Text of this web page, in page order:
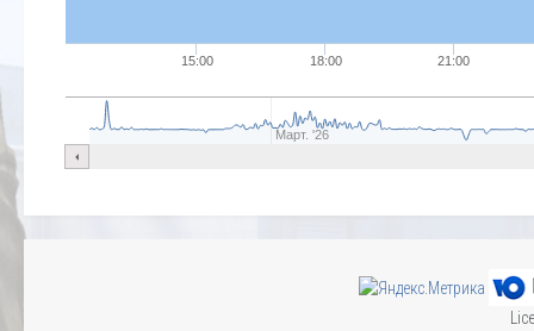
15:00 18:00 21:00
Март. '26